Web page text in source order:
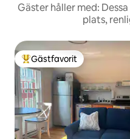
Gäster håller med:
plats,
Populär gästfavorit
Gästfavorit